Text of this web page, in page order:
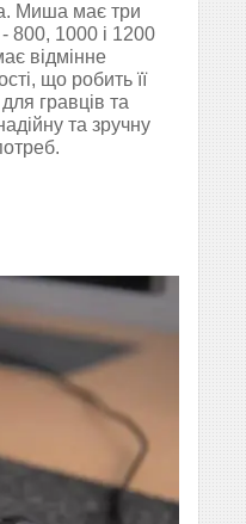
Миша має три
800, 1000 i 1200
відмінне
що робить її
гравців та
та зручну